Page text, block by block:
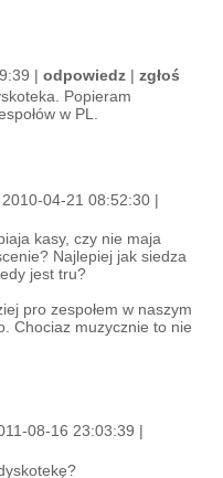
|odpowiedz |zgłoś
Popieram
w PL.
04-21 08:52:30 |
kasy, czy nie maja
Najlepiej jak siedza
jest tru?
pro zespołem w naszym
Chociaz muzycznie to nie
08-16 23:03:39 |